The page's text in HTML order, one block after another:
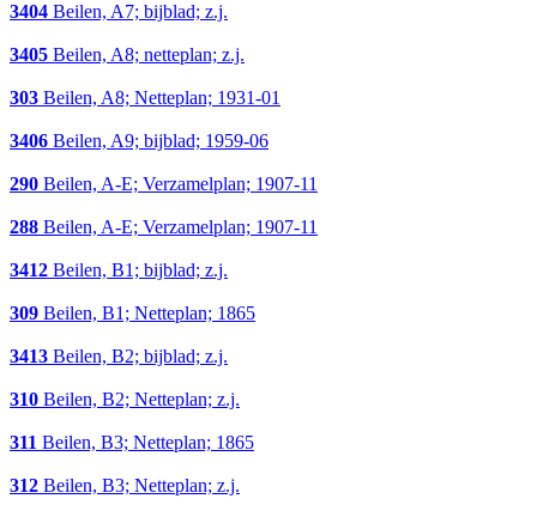
3404 Beilen, A7; bijblad; z.j.
3405 Beilen, A8; netteplan; z.j.
303 Beilen, A8; Netteplan; 1931-01
3406 Beilen, A9; bijblad; 1959-06
290 Beilen, A-E; Verzamelplan; 1907-11
288 Beilen, A-E; Verzamelplan; 1907-11
3412 Beilen, B1; bijblad; z.j.
309 Beilen, B1; Netteplan; 1865
3413 Beilen, B2; bijblad; z.j.
310 Beilen, B2; Netteplan; z.j.
311 Beilen, B3; Netteplan; 1865
312 Beilen, B3; Netteplan; z.j.